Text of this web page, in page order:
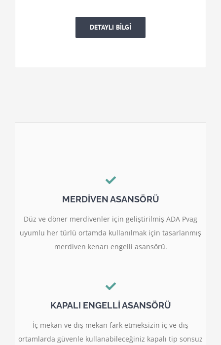
DETAYLI BİLGİ
MERDİVEN ASANSÖRÜ
Düz ve döner merdivenler için geliştirilmiş ADA Pvag
uyumlu her türlü ortamda kullanılmak için tasarlanmış
merdiven kenarı engelli asansörü.
KAPALI ENGELLİ ASANSÖRÜ
İç mekan ve dış mekan fark etmeksizin iç ve dış
ortamlarda güvenle kullanabileceğiniz kapalı tip sonsuz